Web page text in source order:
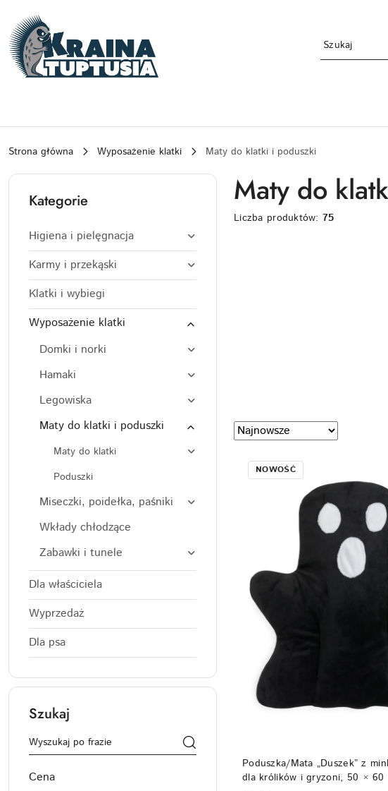
Przejdź do treści głównej
Przejdź do wyszukiwarki
Przejdź do moje konto
Przejdź do menu głównego
Przejdź do stopki
Strona główna Wyposażenie klatki Maty do klatki i poduszki
Kategorie
Higiena i pielęgnacja
Karmy i przekąski
Klatki i wybiegi
Wyposażenie klatki
Domki i norki
Hamaki
Legowiska
Maty do klatki i poduszki
Maty do klatki
Poduszki
Miseczki, poidełka, paśniki
Wkłady chłodzące
Zabawki i tunele
Dla właściciela
Wyprzedaż
Dla psa
Szukaj
Cena
Maty do
Liczba produktów:75
Zastosowano
sortowanie:
Najnowsze.
Sortuj
według
Poduszka/Mata „Duszek” z
dla królików i gryzoni, 50 × 60
NOWOŚĆ
DO KOSZYKA